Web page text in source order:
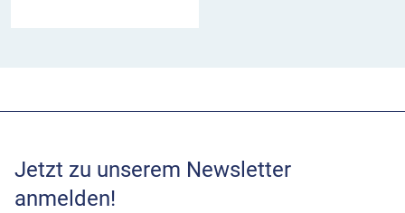
Jetzt zu unserem Newsletter
anmelden!